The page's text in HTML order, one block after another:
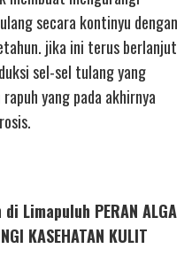
secara kontinyu dengan
jika ini terus berlanjut
sel-sel tulang yang
yang pada akhirnya
Limapuluh PERAN ALGA
KASEHATAN KULIT